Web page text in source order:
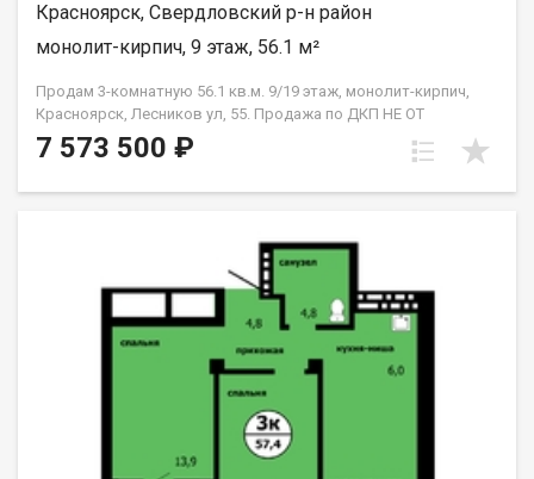
Красноярск, Свердловский р-н район
монолит-кирпич, 9 этаж, 56.1 м²
Продам 3-комнатную 56.1 кв.м. 9/19 этаж, монолит-кирпич,
Красноярск, Лесников ул, 55. Продажа по ДКП НЕ ОТ
ЗАСТРОЙЩИКА
7 573 500 ₽